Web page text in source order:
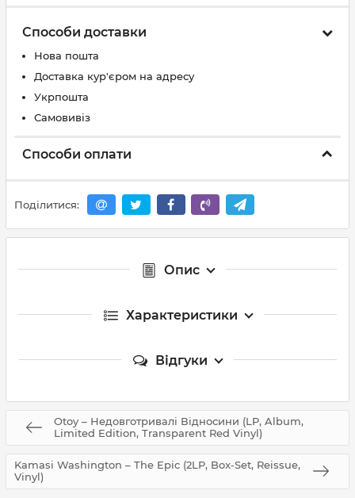
Способи доставки
Нова пошта
Доставка кур'єром на адресу
Укрпошта
Самовивіз
Способи оплати
Поділитися:
Опис
Характеристики
Відгуки
Otoy – Недовготривалі Відносини (LP, Album,
Limited Edition, Transparent Red Vinyl)
Kamasi Washington – The Epic (2LP, Box-Set, Reissue,
Vinyl)